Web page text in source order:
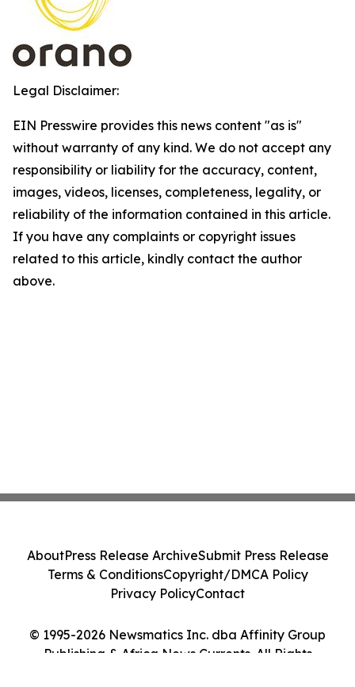
Legal Disclaimer:
EIN Presswire provides this news content "as is"
without warranty of any kind. We do not accept any
responsibility or liability for the accuracy, content,
images, videos, licenses, completeness, legality, or
reliability of the information contained in this article.
If you have any complaints or copyright issues
related to this article, kindly contact the author
above.
© 1995-2026 Newsmatics Inc. dba Affinity Group
Publishing & Africa News Currents. All Rights
AboutPress Release ArchiveSubmit Press Release
Terms & ConditionsCopyright/DMCA Policy
Privacy PolicyContact